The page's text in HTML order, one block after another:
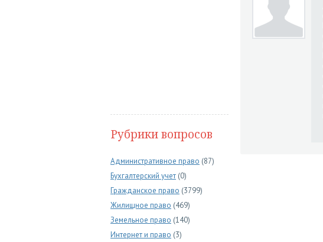
Рубрики вопросов
Административное право (87)
Бухгалтерский учет (0)
Гражданское право (3799)
Жилищное право (469)
Земельное право (140)
Интернет и право (3)